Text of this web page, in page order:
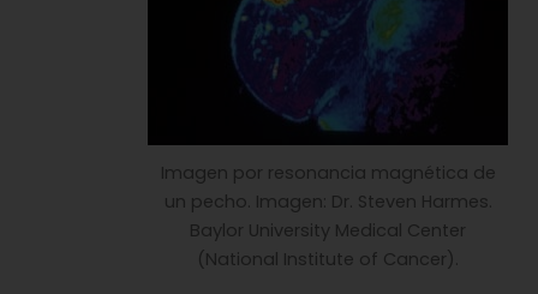
Imagen por resonancia magnética de
un pecho. Imagen: Dr. Steven Harmes.
Baylor University Medical Center
(National Institute of Cancer).